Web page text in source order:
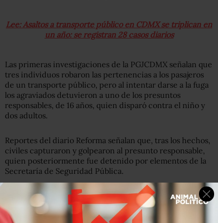
Lee: Asaltos a transporte público en CDMX se triplican en
un año: se registran 28 casos diarios
Las primeras investigaciones de la PGJCDMX señalan que
tres individuos robaron las pertenencias a los pasajeros
de un transporte público, pero al intentar darse a la fuga
los agraviados detuvieron a uno de los presuntos
responsables, de 16 años, quien disparó contra el niño y
dos adultos.
Reportes del diario Reforma señalan que, tras los hechos,
civiles capturaron y golpearon al presunto responsable,
quien posteriormente fue detenido por elementos de la
Secretaría de Seguridad Pública.